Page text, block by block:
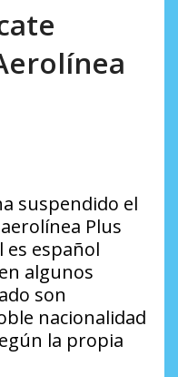
suspendido el
Plus
es español
algunos
son
nacionalidad
la propia